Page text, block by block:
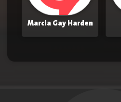
Marcia Gay Harden